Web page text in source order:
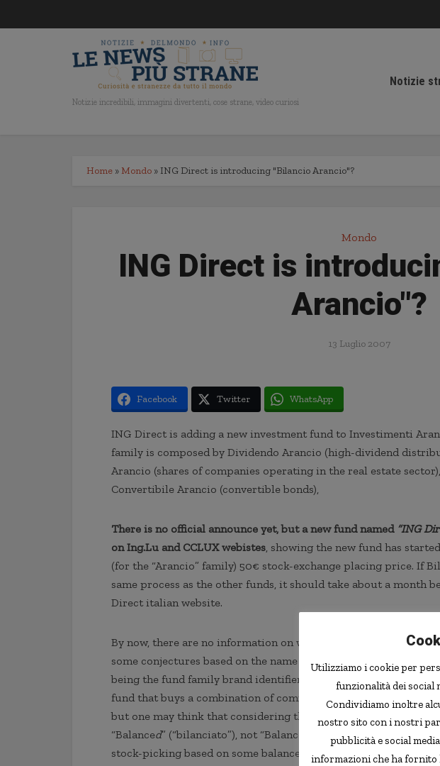
Notizie incredibili, immagini divertenti, cose strane, video curiosi
Notizie
Home » Mondo » ING Direct is introducing "Bilancio Arancio"?
Mondo
ING Direct is
Arancio"?
13 Luglio 2007
Facebook Twitter WhatsApp
ING Direct is adding a new investment fund to Investimenti
family is composed by Dividendo Arancio (high-dividend
Arancio (shares of companies operating in the real estate
Convertibile Arancio (convertible bonds),
There is no official announce yet, but a new fund named “ING
on Ing.Lu and CCLUX webistes, showing the new fund has
(for the “Arancio” family) 50€ stock-exchange placing price. If
same process as the other funds, it should take about a month
Direct italian website.
By now, there are no information on what kind of fund Bilancio
some conjectures based on the name (that translated means
being the fund family brand identifier). So
it could be a balanced
fund that buys a combination of common stock, preferred stock,
but one may think that considering the target investor ING
“Balanced” (“bilanciato”), not “Balance” (“bilancio”). So it could
stock-picking based on some balance indicator.
Utilizziamo i cookie per
funzionalità dei social
Condividiamo inoltre
nostro sito con i nostri
pubblicità e social
informazioni che ha fornito